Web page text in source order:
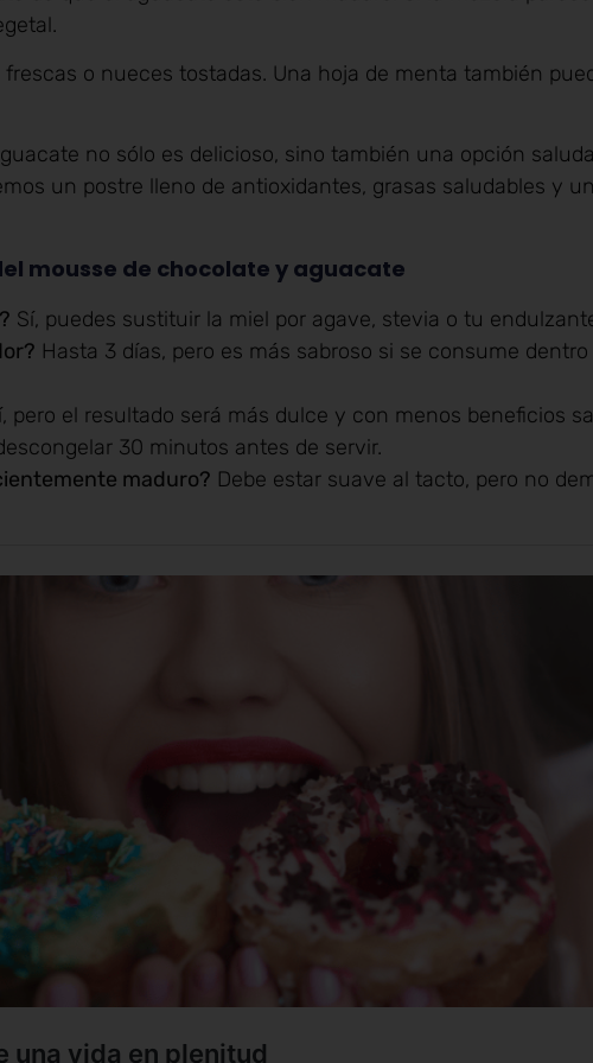
o nueces tostadas. Una hoja de menta también
no sólo es delicioso, sino también una opción
un postre lleno de antioxidantes, grasas saludables y
mousse de chocolate y aguacate
? Sí, puedes sustituir la miel por agave, stevia o tu
Hasta 3 días, pero es más sabroso si se consume
pero el resultado será más dulce y con menos beneficios
30 minutos antes de servir.
maduro? Debe estar suave al tacto, pero no